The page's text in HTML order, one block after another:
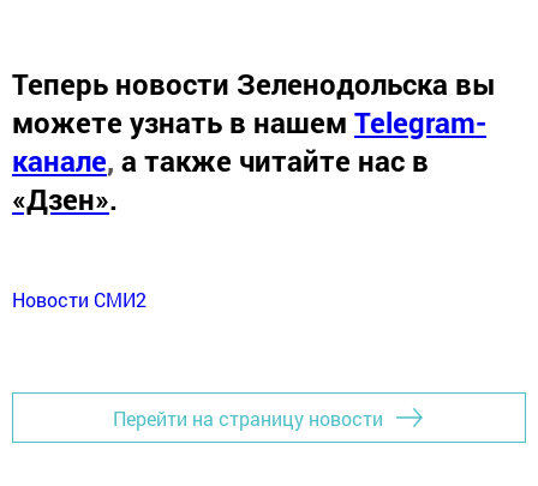
Теперь новости Зеленодольска вы
можете узнать в нашем Telegram-
канале, а также читайте нас в
«Дзен».
Новости СМИ2
Перейти на страницу новости